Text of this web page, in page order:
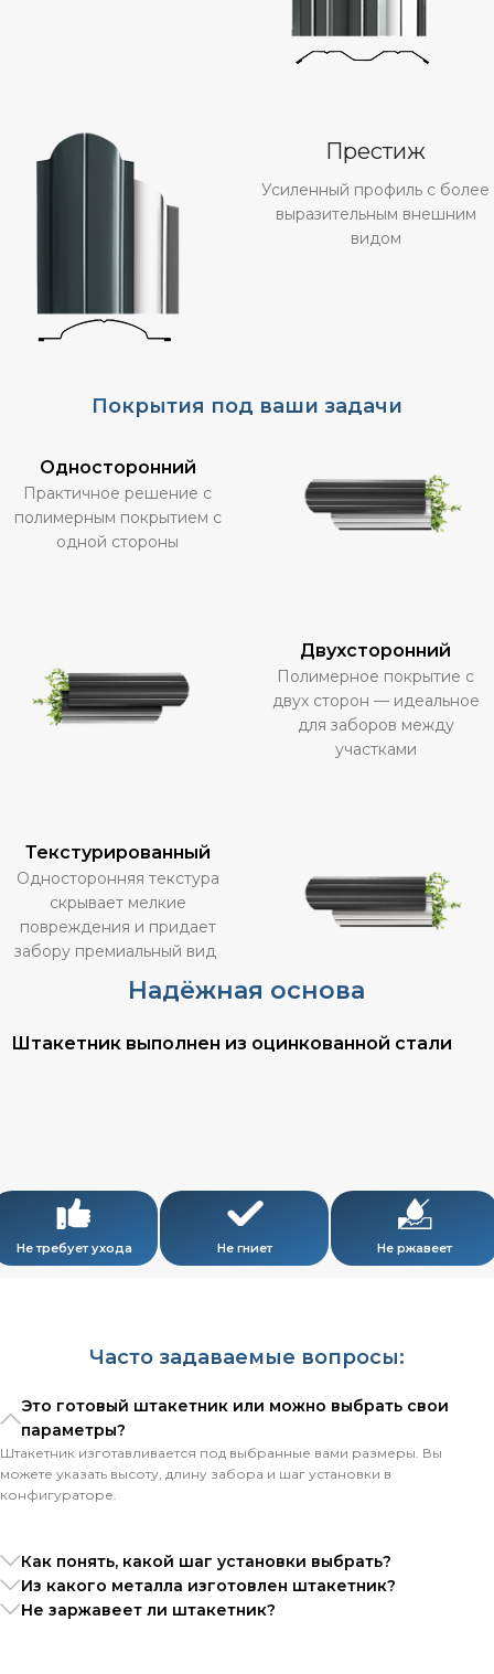
Престиж
Усиленный профиль с более
выразительным внешним
видом
Покрытия под ваши задачи
Односторонний
Практичное решение с
полимерным покрытием с
одной стороны
Двухсторонний
Полимерное покрытие с
двух сторон — идеальное
для заборов между
участками
Текстурированный
Односторонняя текстура
скрывает мелкие
повреждения и придает
забору премиальный вид
Надёжная основа
Штакетник выполнен из оцинкованной стали
Не требует ухода Не гниет Не ржавеет
Часто задаваемые вопросы:
Это готовый штакетник или можно выбрать свои
параметры?
Штакетник изготавливается под выбранные вами размеры. Вы
можете указать высоту, длину забора и шаг установки в
конфигураторе.
Как понять, какой шаг установки выбрать?
Из какого металла изготовлен штакетник?
Не заржавеет ли штакетник?